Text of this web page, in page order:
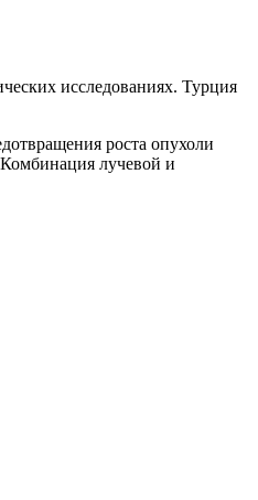
исследованиях. Турция
роста опухоли
лучевой и